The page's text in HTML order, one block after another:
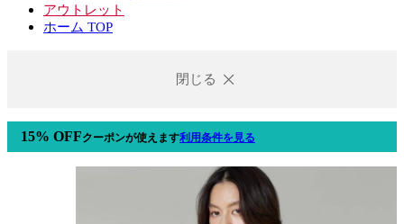
アウトレット
ホーム TOP
閉じる
15% OFFクーポンが使えます利用条件を見る